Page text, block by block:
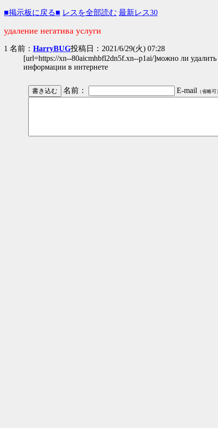
■掲示板に戻る■ レスを全部読む 最新レス30
удаление негатива услуги
1 名前： HarryBUG投稿日：2021/6/29(火) 07:28
[url=https://xn--80aicmhbfl2dn5f.xn--p1ai/]можно ли удалить
информации в интернете
名前： E-mail （省略可